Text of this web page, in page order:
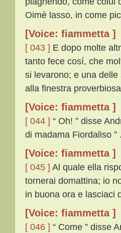
Oimè lasso, in come
[Voice: fiammetta ]
[ 043 ] E dopo molte
tanto fece cosí, che
si levarono; e una
alla finestra
[Voice: fiammetta ]
[ 044 ] “ Oh! ” disse
di madama Fiordaliso ”
[Voice: fiammetta ]
[ 045 ] Al quale ella
tornerai domattina; io
in buona ora e lasciaci
[Voice: fiammetta ]
[ 046 ] “ Come ” disse